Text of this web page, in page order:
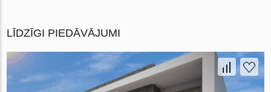
LĪDZĪGI PIEDĀVĀJUMI